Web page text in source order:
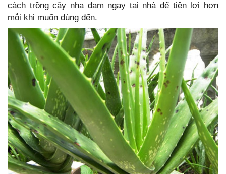
cách trồng cây nha đam ngay tại nhà để tiện lợi hơn
mỗi khi muốn dùng đến.